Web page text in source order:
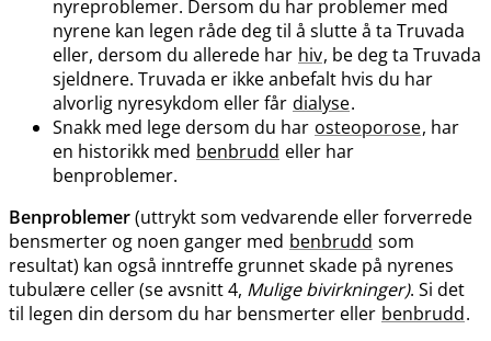
nyreproblemer. Dersom du har problemer med
nyrene kan legen råde deg til å slutte å ta Truvada
eller, dersom du allerede har hiv, be deg ta Truvada
sjeldnere. Truvada er ikke anbefalt hvis du har
alvorlig nyresykdom eller får dialyse.
Snakk med lege dersom du har osteoporose, har
en historikk med benbrudd eller har
benproblemer.
Benproblemer(uttrykt som vedvarende eller forverrede
bensmerter og noen ganger med benbrudd som
resultat) kan også inntreffe grunnet skade på nyrenes
tubulære celler (se avsnitt 4, Mulige bivirkninger). Si det
til legen din dersom du har bensmerter eller benbrudd.